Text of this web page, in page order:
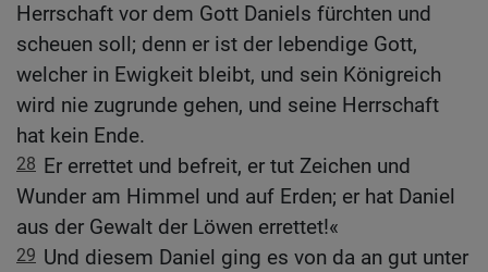
Herrschaft vor dem Gott Daniels fürchten und
scheuen soll; denn er ist der lebendige Gott,
welcher in Ewigkeit bleibt, und sein Königreich
wird nie zugrunde gehen, und seine Herrschaft
hat kein Ende.
28 Er errettet und befreit, er tut Zeichen und
Wunder am Himmel und auf Erden; er hat Daniel
aus der Gewalt der Löwen errettet!«
29 Und diesem Daniel ging es von da an gut unter